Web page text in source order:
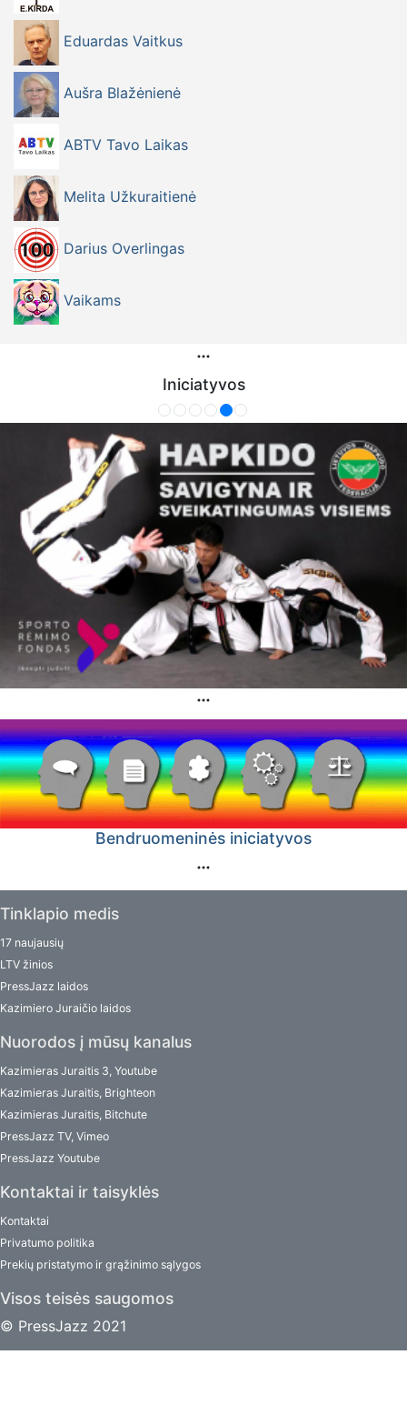
Eduardas Vaitkus
Aušra Blažėnienė
ABTV Tavo Laikas
Melita Užkuraitienė
Darius Overlingas
Vaikams
Iniciatyvos
Bendruomeninės iniciatyvos
Tinklapio medis
17 naujausių
LTV žinios
PressJazz laidos
Kazimiero Juraičio laidos
Nuorodos į mūsų kanalus
Kazimieras Juraitis 3, Youtube
Kazimieras Juraitis, Brighteon
Kazimieras Juraitis, Bitchute
PressJazz TV, Vimeo
PressJazz Youtube
Kontaktai ir taisyklės
Kontaktai
Privatumo politika
Prekių pristatymo ir grąžinimo sąlygos
Visos teisės saugomos
© PressJazz 2021